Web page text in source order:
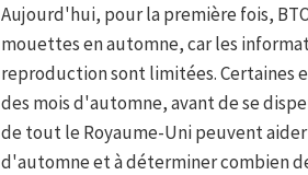
Aujourd'hui, pour la première fois,
mouettes en automne, car les
reproduction sont limitées. Certaines
des mois d'automne, avant de se
de tout le Royaume-Uni peuvent
d'automne et à déterminer combien